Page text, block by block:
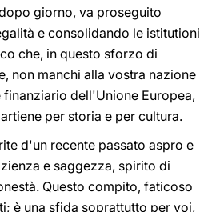
giorno, va proseguito
e consolidando le istitutioni
che, in questo sforzo di
non manchi alla vostra nazione
dell'Unione Europea,
per storia e per cultura.
d'un recente passato aspro e
e saggezza, spirito di
Questo compito, faticoso
è una sfida soprattutto per voi,